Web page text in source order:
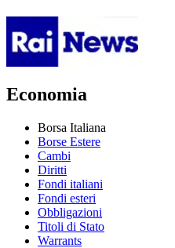
Economia
Borsa Italiana
Borse Estere
Cambi
Diritti
Fondi italiani
Fondi esteri
Obbligazioni
Titoli di Stato
Warrants